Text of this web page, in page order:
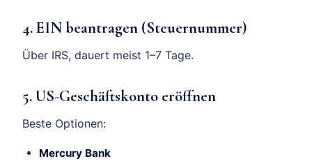
4. EIN beantragen (Steuernummer)
Über IRS, dauert meist 1–7 Tage.
5. US-Geschäftskonto eröffnen
Beste Optionen:
Mercury Bank